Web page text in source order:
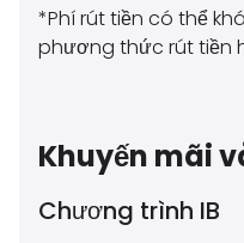
*Phí rút tiền có thể
phương thức rút tiền
Khuyến mãi
Chương trình IB